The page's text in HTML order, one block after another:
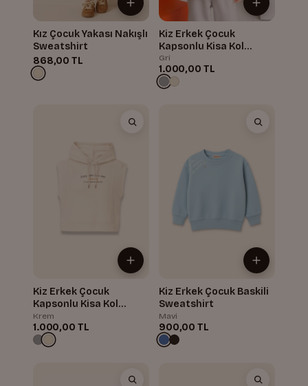
Kız Çocuk Yakası Nakışlı
Sweatshirt
868,00 TL
Kiz Erkek Çocuk
Kapsonlu Kisa Kol
Sweatshirt
Gri
1.000,00 TL
Kiz Erkek Çocuk
Kapsonlu Kisa Kol
Sweatshirt
Krem
1.000,00 TL
Kiz Erkek Çocuk Baskili
Sweatshirt
Mavi
900,00 TL